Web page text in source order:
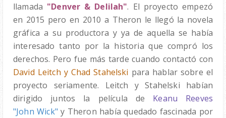
llamada "Denver & Delilah". El proyecto empezó
en 2015 pero en 2010 a Theron le llegó la novela
gráfica a su productora y ya de aquella se había
interesado tanto por la historia que compró los
derechos. Pero fue más tarde cuando contactó con
David Leitch y Chad Stahelski para hablar sobre el
proyecto seriamente. Leitch y Stahelski habían
dirigido juntos la película de Keanu Reeves
"John Wick"y Theron había quedado fascinada por